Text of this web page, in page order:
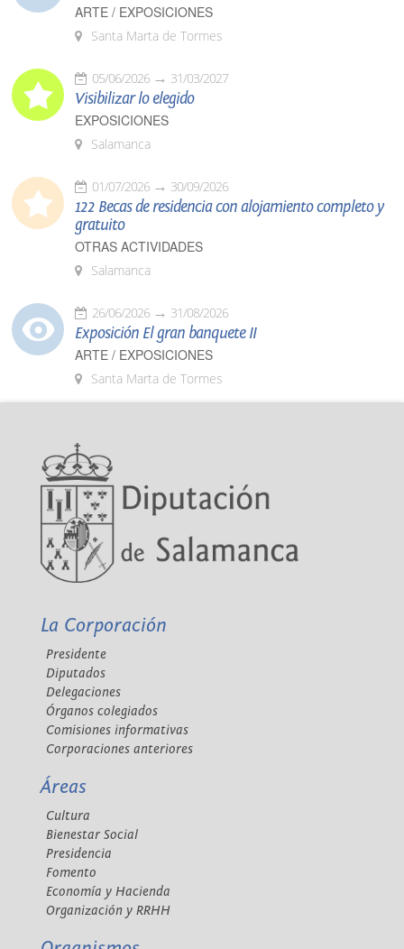
ARTE / EXPOSICIONES
Santa Marta de Tormes
05/06/2026 31/03/2027
Visibilizar lo elegido
EXPOSICIONES
Salamanca
01/07/2026 30/09/2026
122 Becas de residencia con alojamiento completo y
gratuito
OTRAS ACTIVIDADES
Salamanca
26/06/2026 31/08/2026
Exposición El gran banquete II
ARTE / EXPOSICIONES
Santa Marta de Tormes
La Corporación
Presidente
Diputados
Delegaciones
Órganos colegiados
Comisiones informativas
Corporaciones anteriores
Áreas
Cultura
Bienestar Social
Presidencia
Fomento
Economía y Hacienda
Organización y RRHH